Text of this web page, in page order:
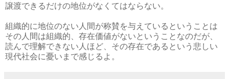
譲渡できるだけの地位がなくてはならない。
組織的に地位のない人間が称賛を与えているということは
その人間は組織的、存在価値がないということなのだが、
読んで理解できない人ほど、その存在であるという悲しい
現代社会に憂いまで感じるよ。